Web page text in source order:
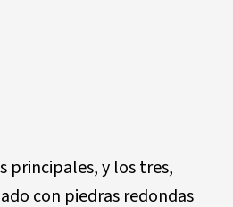
principales, y los tres,
con piedras redondas